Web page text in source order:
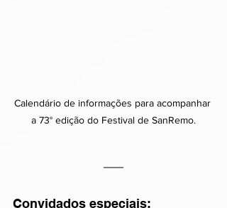
Calendário de informações para acompanhar
a 73° edição do Festival de SanRemo.
Convidados especiais: